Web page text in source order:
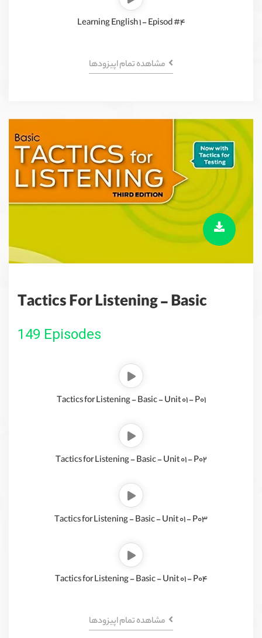
Learning English 1 - Episod #4
Tactics For Listening - Basic
149 Episodes
Tactics for Listening - Basic - Unit 01 - P01
Tactics for Listening - Basic - Unit 01 - P02
Tactics for Listening - Basic - Unit 01 - P03
Tactics for Listening - Basic - Unit 01 - P04